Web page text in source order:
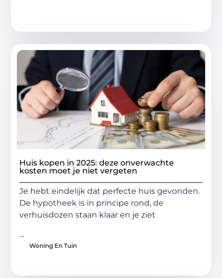
Huis kopen in 2025: deze onverwachte
kosten moet je niet vergeten
Je hebt eindelijk dat perfecte huis gevonden.
De hypotheek is in principe rond, de
verhuisdozen staan klaar en je ziet
...
Woning En Tuin